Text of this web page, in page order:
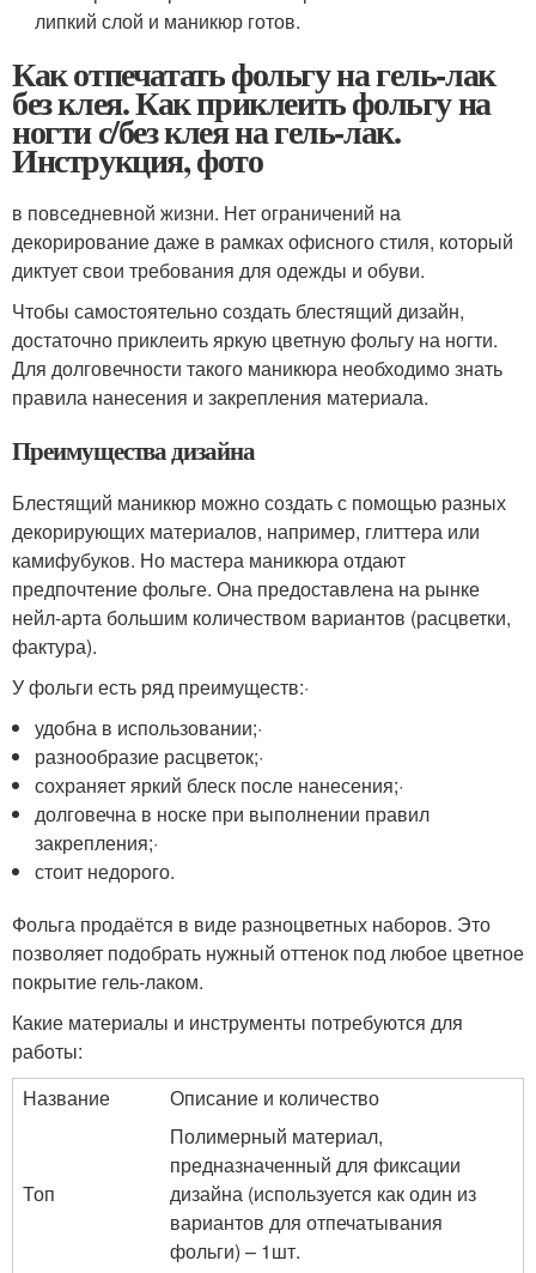
липкий слой и маникюр готов.
Как отпечатать фольгу на гель-лак
без клея. Как приклеить фольгу на
ногти с/без клея на гель-лак.
Инструкция, фото
в повседневной жизни. Нет ограничений на
декорирование даже в рамках офисного стиля, который
диктует свои требования для одежды и обуви.
Чтобы самостоятельно создать блестящий дизайн,
достаточно приклеить яркую цветную фольгу на ногти.
Для долговечности такого маникюра необходимо знать
правила нанесения и закрепления материала.
Преимущества дизайна
Блестящий маникюр можно создать с помощью разных
декорирующих материалов, например, глиттера или
камифубуков. Но мастера маникюра отдают
предпочтение фольге. Она предоставлена на рынке
нейл-арта большим количеством вариантов (расцветки,
фактура).
У фольги есть ряд преимуществ:·
удобна в использовании;·
разнообразие расцветок;·
сохраняет яркий блеск после нанесения;·
долговечна в носке при выполнении правил
закрепления;·
стоит недорого.
Фольга продаётся в виде разноцветных наборов. Это
позволяет подобрать нужный оттенок под любое цветное
покрытие гель-лаком.
Какие материалы и инструменты потребуются для
работы:
Название
Описание и количество
Топ
Полимерный материал,
предназначенный для фиксации
дизайна (используется как один из
вариантов для отпечатывания
фольги) – 1шт.